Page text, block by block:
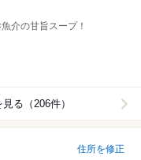
介の甘旨スープ！
る（206件）
住所を修正